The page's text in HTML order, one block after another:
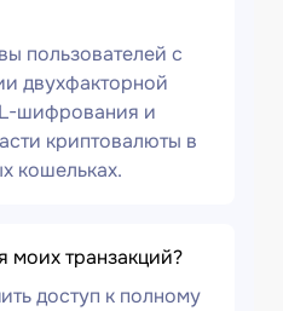
пользователей с
двухфакторной
шифрования и
криптовалюты в
кошельках.
моих транзакций?
доступ к полному